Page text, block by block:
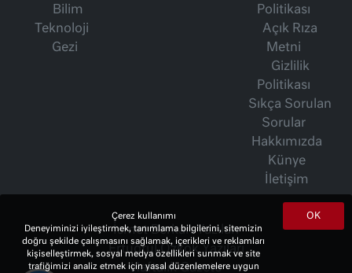
Bilim
Teknoloji
Gezi
Politikası
Açık Rıza
Metni
Gizlilik
Politikası
Sıkça Sorulan
Sorular
Hakkımızda
Künye
İletişim
İsmet Berkan Yazıları
Ertuğrul Özkök Yazıları
Haftalık Gazete
OK
Çerez kullanımı
Deneyiminizi iyileştirmek, tanımlama bilgilerini, sitemizin
doğru şekilde çalışmasını sağlamak, içerikleri ve reklamları
kişiselleştirmek, sosyal medya özellikleri sunmak ve site
trafiğimizi analiz etmek için yasal düzenlemelere uygun